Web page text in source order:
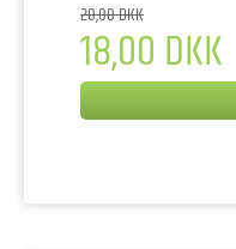
20,00 DKK
18,00 DKK